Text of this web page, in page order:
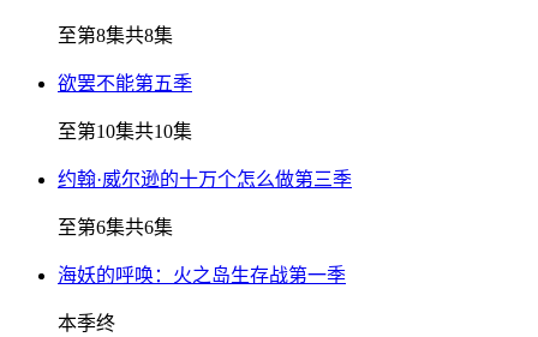
至第8集共8集
欲罢不能第五季
至第10集共10集
约翰·威尔逊的十万个怎么做第三季
至第6集共6集
海妖的呼唤：火之岛生存战第一季
本季终